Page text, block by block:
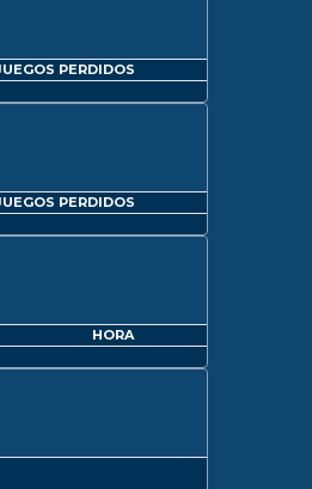
PERDIDOS
PERDIDOS
HORA